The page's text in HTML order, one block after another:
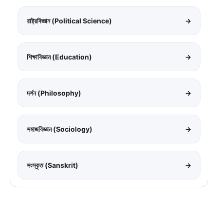
রাষ্ট্রবিজ্ঞান (Political Science) →
শিক্ষাবিজ্ঞান (Education) →
দর্শন (Philosophy) →
সমাজবিজ্ঞান (Sociology) →
সংস্কৃত (Sanskrit) →